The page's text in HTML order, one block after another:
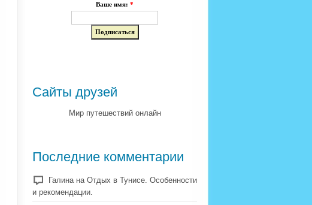
Ваше имя: *
Сайты друзей
Мир путешествий онлайн
Последние комментарии
Галина на Отдых в Тунисе. Особенности
и рекомендации.